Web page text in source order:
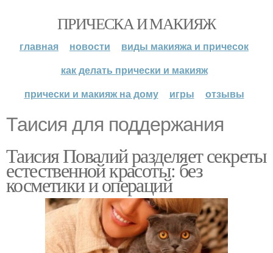
ПРИЧЕСКА И МАКИЯЖ
главная новости
виды макияжа и причесок
как делать прически и макияж
прически и макияж на дому
игры отзывы
Таисия для поддержания
Таисия Повалий разделяет секреты
естественной красоты: без
косметики и операций